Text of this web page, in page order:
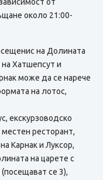
около 21:00-
на Долината
Хатшепсут и
може да се нарече
на лотос,
екскурзоводско
ресторант,
Карнак и Луксор,
на царете с
се 3),